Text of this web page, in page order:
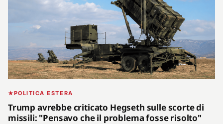
POLITICA ESTERA
Trump avrebbe criticato Hegseth sulle scorte di
missili: "Pensavo che il problema fosse risolto"